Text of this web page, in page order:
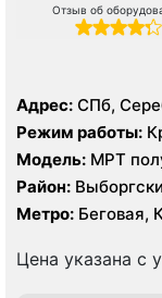
Отзыв об
Адрес: СПб,
Режим работы:
Модель: МРТ
Тесла, КТ
Район:
Ленинградская
Метро: Беговая,
Удельная,
Цена указана с